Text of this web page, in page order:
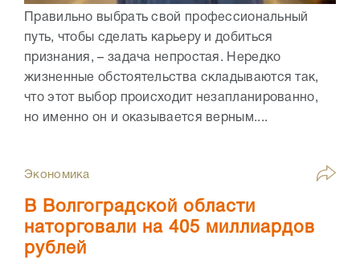
Правильно выбрать свой профессиональный
путь, чтобы сделать карьеру и добиться
признания, – задача непростая. Нередко
жизненные обстоятельства складываются так,
что этот выбор происходит незапланированно,
но именно он и оказывается верным....
Экономика
В Волгоградской области
наторговали на 405 миллиардов
рублей